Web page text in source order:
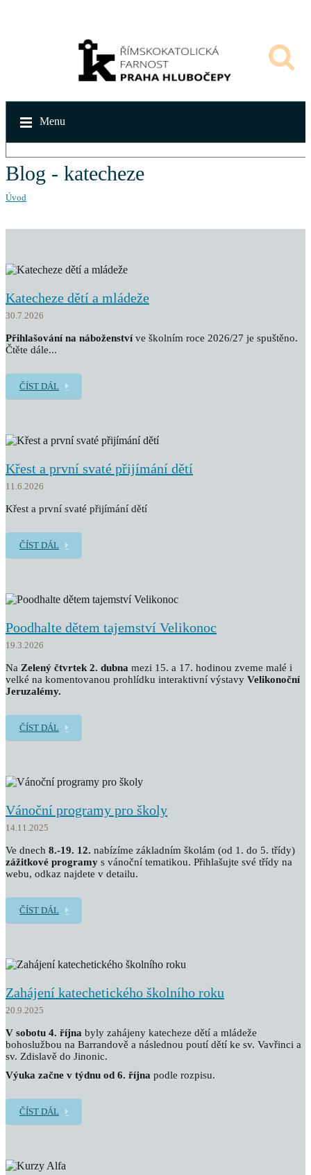
Menu
Blog - katecheze
Úvod
Katecheze dětí a mládeže
30.7.2026
Přihlašování na náboženstvíve školním roce 2026/27 je spuštěno.
Čtěte dále...
ČÍST DÁL
Křest a první svaté přijímání dětí
11.6.2026
Křest a první svaté přijímání dětí
ČÍST DÁL
Poodhalte dětem tajemství Velikonoc
19.3.2026
Na Zelený čtvrtek 2. dubna mezi 15. a 17. hodinou zveme malé i
velké na komentovanou prohlídku interaktivní výstavy Velikonoční
Jeruzalémy.
ČÍST DÁL
Vánoční programy pro školy
14.11.2025
Ve dnech 8.-19. 12. nabízíme základním školám (od 1. do 5. třídy)
zážitkové programy s vánoční tematikou. Přihlašujte své třídy na
webu, odkaz najdete v detailu.
ČÍST DÁL
Zahájení katechetického školního roku
20.9.2025
V sobotu 4. října byly zahájeny katecheze dětí a mládeže
bohoslužbou na Barrandově a následnou poutí dětí ke sv. Vavřinci a
sv. Zdislavě do Jinonic.
Výuka začne v týdnu od 6. října podle rozpisu.
ČÍST DÁL